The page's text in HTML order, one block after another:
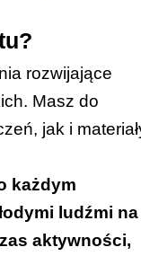
rozwijające
. Masz do
jak i
każdym
ludźmi na
aktywności,